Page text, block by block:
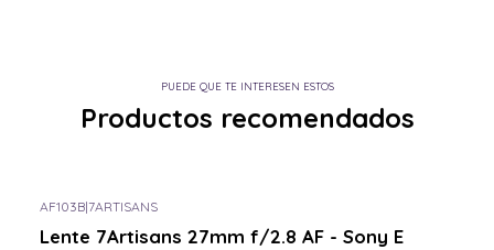
PUEDE QUE TE INTERESEN ESTOS
Productos recomendados
AF103B|7ARTISANS
Lente 7Artisans 27mm f/2.8 AF - Sony E